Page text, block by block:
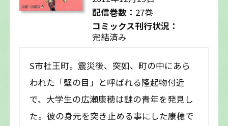
配信巻数： 27巻
コミックス刊行状況：
完結済み
S市杜王町。震災後、突如、町の中にあら
われた「壁の目」と呼ばれる隆起物付近
で、大学生の広瀬康穂は謎の青年を発見し
た。彼の身元を突き止める事にした康穂で